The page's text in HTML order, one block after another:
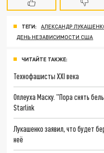
ТЕГИ: АЛЕКСАНДР
ДЕНЬ НЕЗАВИСИМОСТИ США
ЧИТАЙТЕ ТАКЖЕ:
Технофашисты XXI века
Оплеуха Маску. "Пора снять
Starlink
Лукашенко заявил, что будет
неё